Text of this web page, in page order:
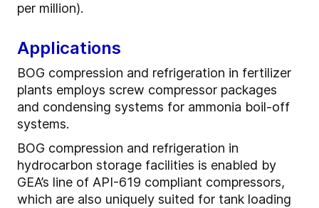
per million).
Applications
BOG compression and refrigeration in fertilizer
plants employs screw compressor packages
and condensing systems for ammonia boil-off
systems.
BOG compression and refrigeration in
hydrocarbon storage facilities is enabled by
GEA’s line of API-619 compliant compressors,
which are also uniquely suited for tank loading